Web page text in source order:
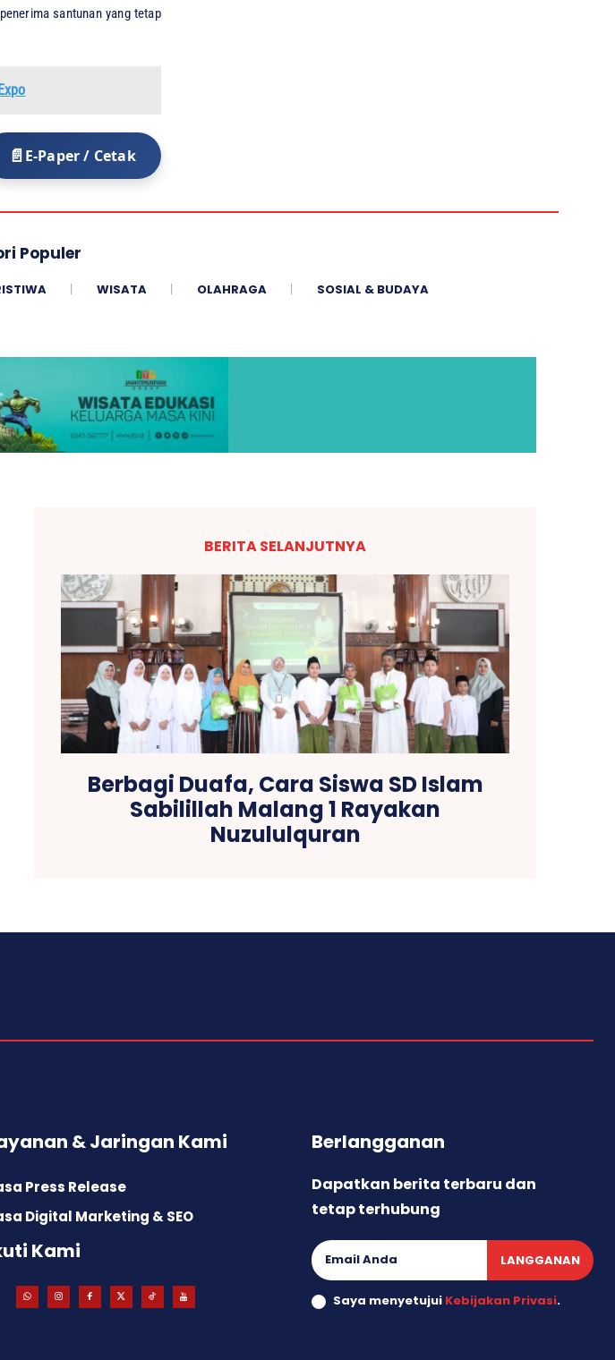
santunan yang tetap
E-Paper / Cetak
Populer
WISATA OLAHRAGA SOSIAL & BUDAYA
BERITA SELANJUTNYA
Berbagi Duafa, Cara Siswa SD Islam
Sabilillah Malang 1 Rayakan
Nuzululquran
& Jaringan Kami
Press Release
Digital Marketing & SEO
Kami
Berlangganan
Dapatkan berita terbaru dan
tetap terhubung
LANGGANAN
Saya menyetujui Kebijakan Privasi.